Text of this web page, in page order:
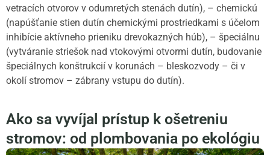
vetracích otvorov v odumretých stenách dutín), – chemickú
(napúšťanie stien dutín chemickými prostriedkami s účelom
inhibície aktívneho prieniku drevokazných húb), – špeciálnu
(vytváranie striešok nad vtokovými otvormi dutín, budovanie
špeciálnych konštrukcií v korunách – bleskozvody – či v
okolí stromov – zábrany vstupu do dutín).
Ako sa vyvíjal prístup k ošetreniu
stromov: od plombovania po ekológiu